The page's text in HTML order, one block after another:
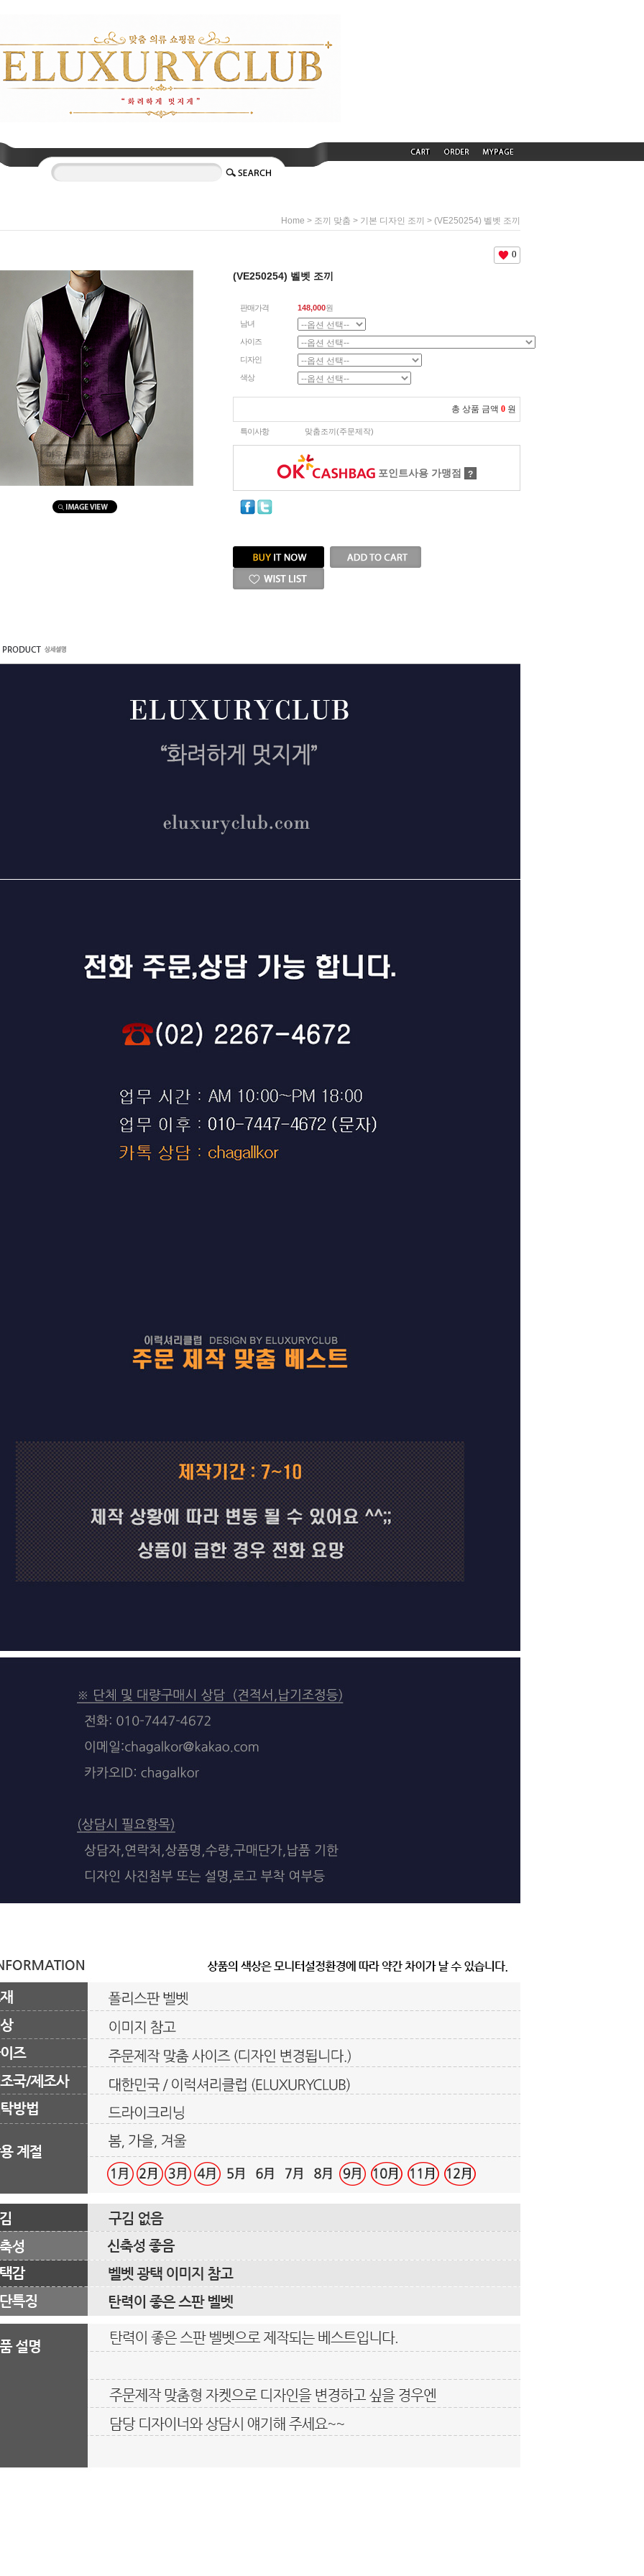
Home > 조끼 맞춤 > 기본 디자인 조끼 > (VE250254) 벨벳 조끼
마우스를 올려보세요
0
(VE250254) 벨벳 조끼
판매가격 148,000원
남녀
사이즈
디자인
색상
총 상품 금액 0 원
특이사항 맞춤조끼(주문제작)
포인트사용 가맹점 ?